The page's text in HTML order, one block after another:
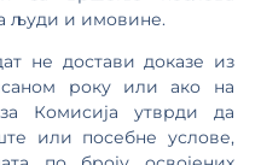
људи и имовине.
не достави доказе из
року или ако на
Комисија утврди да
или посебне услове,